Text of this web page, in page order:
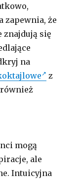
zapewnia, że
znajdują się
na
z
mogą
ale
Intuicyjna